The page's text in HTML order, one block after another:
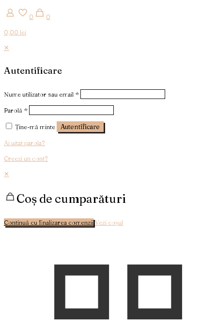
0
0
0,00 lei
✕
Autentificare
Nume utilizator sau email *
Parolă *
Ține-mă minte Autentificare
Ai uitat parola?
Creezi un cont?
✕
Coș de cumparături
Continuă cu finalizarea comenziiVezi coșul